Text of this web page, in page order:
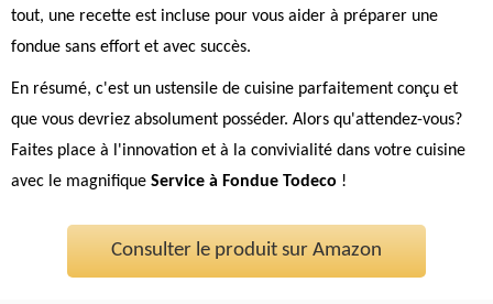
tout, une recette est incluse pour vous aider à préparer une
fondue sans effort et avec succès.
En résumé, c'est un ustensile de cuisine parfaitement conçu et
que vous devriez absolument posséder. Alors qu'attendez-vous?
Faites place à l'innovation et à la convivialité dans votre cuisine
avec le magnifique Service à Fondue Todeco !
Consulter le produit sur Amazon